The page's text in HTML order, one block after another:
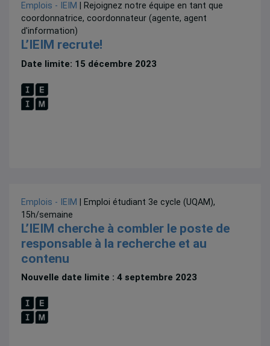
Emplois - IEIM
| Rejoignez notre équipe en tant que
coordonnatrice, coordonnateur (agente, agent
d'information)
L’IEIM recrute!
Date limite: 15 décembre 2023
Emplois - IEIM
| Emploi étudiant 3e cycle (UQAM),
15h/semaine
L’IEIM cherche à combler le poste de
responsable à la recherche et au
contenu
Nouvelle date limite : 4 septembre 2023